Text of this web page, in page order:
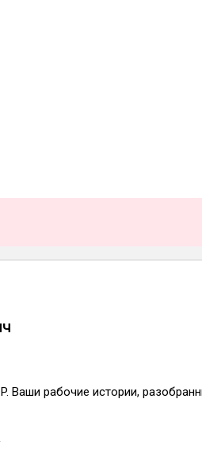
Ваши рабочие истории,